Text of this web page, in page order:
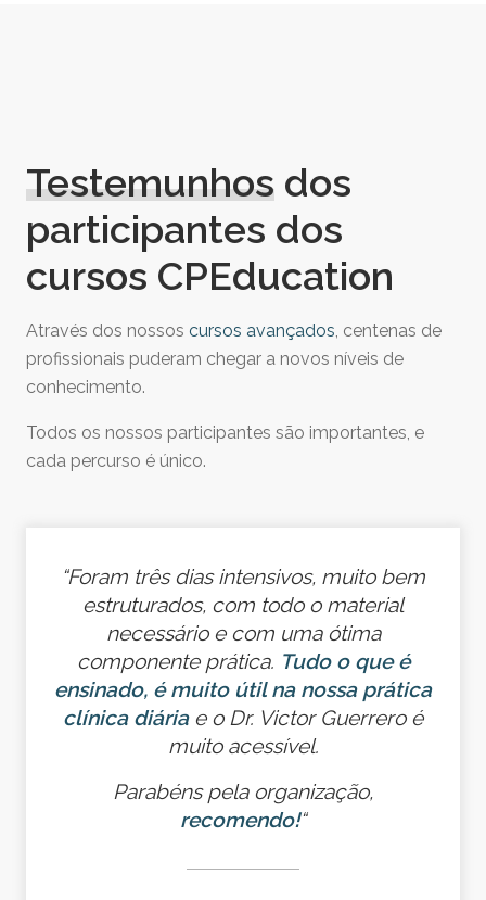
Testemunhos dos
participantes dos
cursos CPEducation
Através dos nossos cursos avançados , centenas de
profissionais puderam chegar a novos níveis de
conhecimento.
Todos os nossos participantes são importantes, e
cada percurso é único.
“Foram três dias intensivos, muito bem
estruturados, com todo o material
necessário e com uma ótima
componente prática. Tudo o que é
ensinado, é muito útil na nossa prática
clínica diáriae o Dr. Victor Guerrero é
muito acessível.
Parabéns pela organização,
recomendo!“